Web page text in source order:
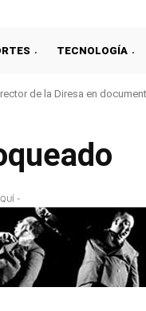
TECNOLOGÍA
de la Diresa en
-